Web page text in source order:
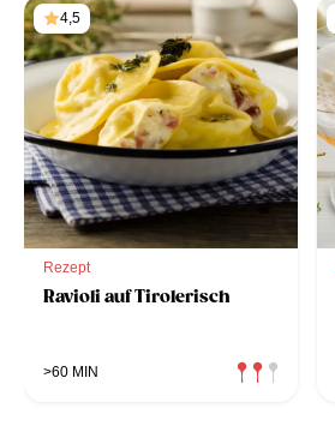
4,5
Rezept
Ravioli auf Tirolerisch
>60 MIN